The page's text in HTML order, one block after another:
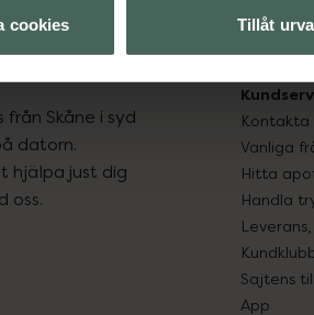
cookies Tillåt
från Skåne i syd
datorn.
hjälpa just dig
oss.
Kontakta
Vanliga
Hitta
Handla
Sajtens
App